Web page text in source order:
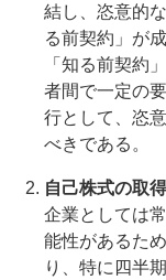
結し、恣意的
る前契約」が
「知る前契約
者間で一定の
行として、恣
べきである。
自己株式の取
企業としては
能性があるた
り、特に四半